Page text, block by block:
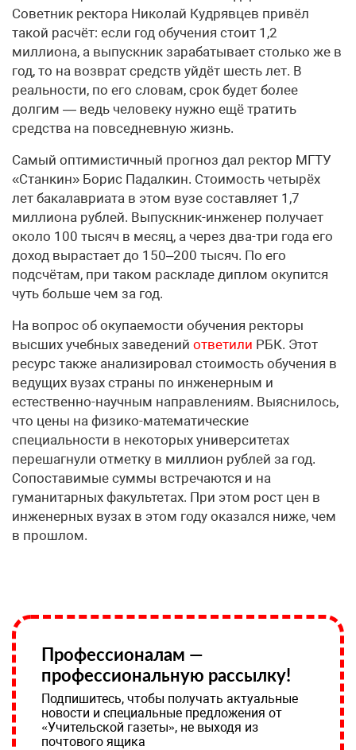
Советник ректора Николай Кудрявцев привёл
такой расчёт: если год обучения стоит 1,2
миллиона, а выпускник зарабатывает столько же в
год, то на возврат средств уйдёт шесть лет. В
реальности, по его словам, срок будет более
долгим — ведь человеку нужно ещё тратить
средства на повседневную жизнь.
Самый оптимистичный прогноз дал ректор МГТУ
«Станкин» Борис Падалкин. Стоимость четырёх
лет бакалавриата в этом вузе составляет 1,7
миллиона рублей. Выпускник-инженер получает
около 100 тысяч в месяц, а через два-три года его
доход вырастает до 150–200 тысяч. По его
подсчётам, при таком раскладе диплом окупится
чуть больше чем за год.
На вопрос об окупаемости обучения ректоры
высших учебных заведений ответили РБК. Этот
ресурс также анализировал стоимость обучения в
ведущих вузах страны по инженерным и
естественно-научным направлениям. Выяснилось,
что цены на физико-математические
специальности в некоторых университетах
перешагнули отметку в миллион рублей за год.
Сопоставимые суммы встречаются и на
гуманитарных факультетах. При этом рост цен в
инженерных вузах в этом году оказался ниже, чем
в прошлом.
Профессионалам —
профессиональную рассылку!
Подпишитесь, чтобы получать актуальные
новости и специальные предложения от
«Учительской газеты», не выходя из
почтового ящика